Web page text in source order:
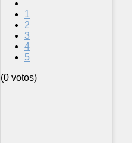
1
2
3
4
5
(0 votos)